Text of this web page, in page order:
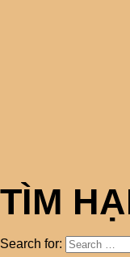
TÌM
Search for: